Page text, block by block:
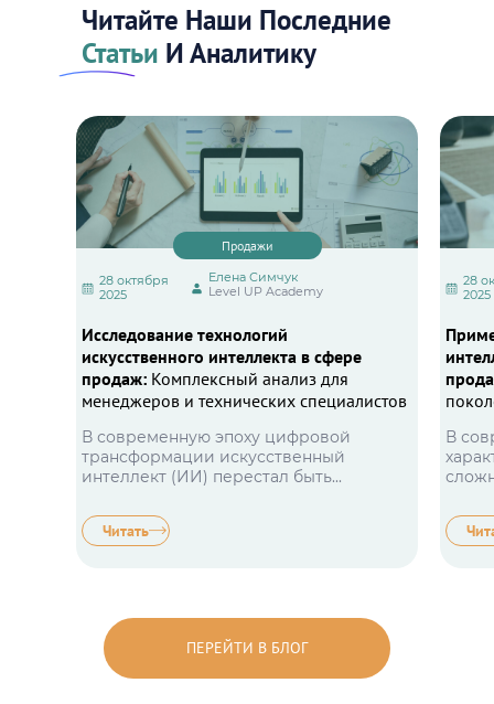
Читайте Наши Последние
Статьи И Аналитику
28
2025
В
Продажи
28 октября
2025
Елена Симчук
Level UP Academy
Исследование технологий
искусственного интеллекта в сфере
продаж: Комплексный анализ для
менеджеров и технических специалистов
В современную эпоху цифровой
трансформации искусственный
интеллект (ИИ) перестал быть...
Читать
ПЕРЕЙТИ В БЛОГ